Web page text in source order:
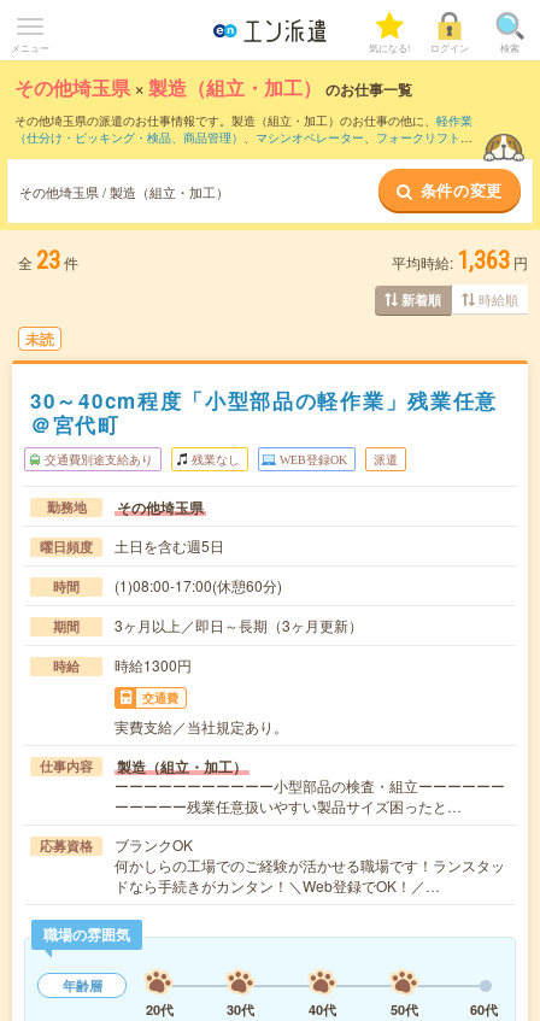
メニュー 気になる! ログイン 検索
その他埼玉県 ×製造（組立・加工） のお仕事一覧
その他埼玉県の派遣のお仕事情報です。製造（組立・加工）のお仕事の他に、 軽作業
（仕分け・ピッキング・検品、商品管理） 、 マシンオペレーター、 フォークリフト な
製造（組立・加工）のお仕事とは？
とは？
その他埼玉県 / 製造（組立・加工） 条件の変更
全 23件 平均時給: 1,363 円
新着順 時給順
未読
30～40cm程度「小型部品の軽作業」残業任意
＠宮代町
交通費別途支給あり 残業なし WEB登録OK 派遣
勤務地 その他埼玉県
曜日頻度 土日を含む週5日
時間 (1)08:00-17:00(休憩60分)
期間 3ヶ月以上／即日～長期（3ヶ月更新）
時給 時給1300円
交通費
実費支給／当社規定あり。
仕事内容 製造（組立・加工）
ーーーーーーーーーーー小型部品の検査・組立ーーーーーー
ーーーーー残業任意扱いやすい製品サイズ困ったと…
応募資格
ブランクOK
何かしらの工場でのご経験が活かせる職場です！ランスタッ
ドなら手続きがカンタン！＼Web登録でOK！／…
職場の雰囲気
年齢層
20代
30代 40代 50代 60代